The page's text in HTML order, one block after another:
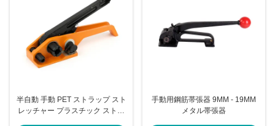
半自動 手動 PET ストラップ スト
レッチャー プラスチック ストラ
手動用鋼筋帯張器 9MM - 19MM
メタル帯張器